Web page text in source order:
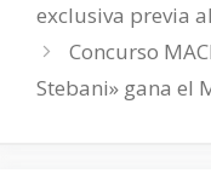
exclusiva previa
Concurso
Stebani» gana el